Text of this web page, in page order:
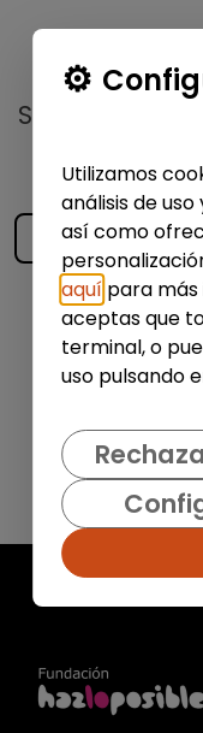
No
Suscríbete a
Utilizamos
análisis de
así como
aquí para
aceptas que
terminal, o
uso pulsando